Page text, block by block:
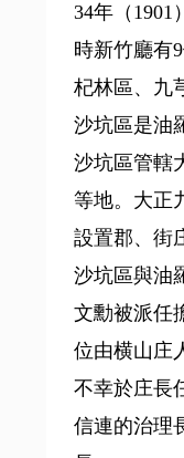
34年（1901
時新竹廳有
杞林區、九
沙坑區是油
沙坑區管轄
等地。大正
設置郡、街
沙坑區與油
文勳被派任
位由横山庄
不幸於庄長
信連的治理